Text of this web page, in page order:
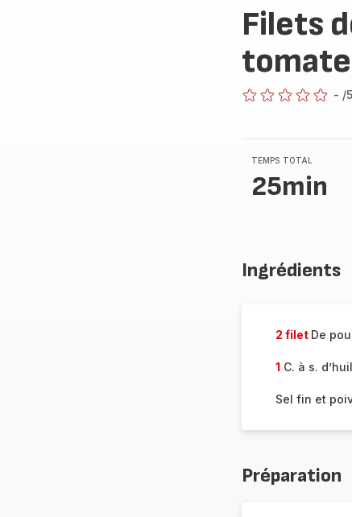
Filets
tomate
- /5
TEMPS TOTAL
25min
Ingrédients
2 filet De
1 C. à s.
Sel fin et
Préparation